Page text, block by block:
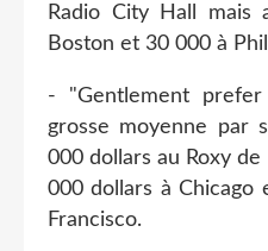
Radio City Hall mais
Boston et 30 000 à
- "Gentlement
grosse moyenne par
000 dollars au Roxy
000 dollars à Chicago
Francisco.